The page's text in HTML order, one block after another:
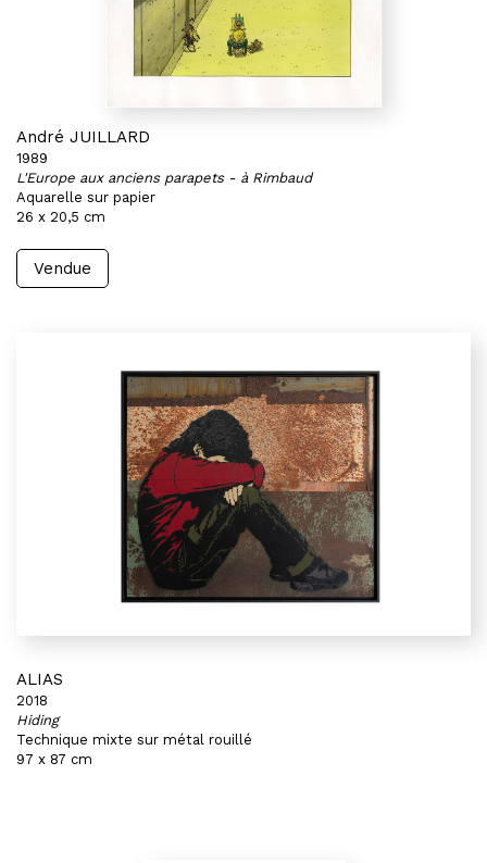
André JUILLARD
1989
L'Europe aux anciens parapets - à Rimbaud
Aquarelle sur papier
26 x 20,5 cm
Vendue
ALIAS
2018
Hiding
Technique mixte sur métal rouillé
97 x 87 cm